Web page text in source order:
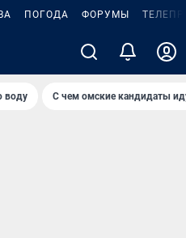
ПОГОДА ФОРУМЫ
воду С чем омские кандидаты